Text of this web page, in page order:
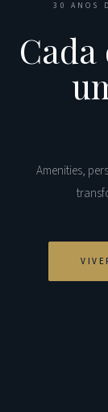
30 ANOS
Amenities,